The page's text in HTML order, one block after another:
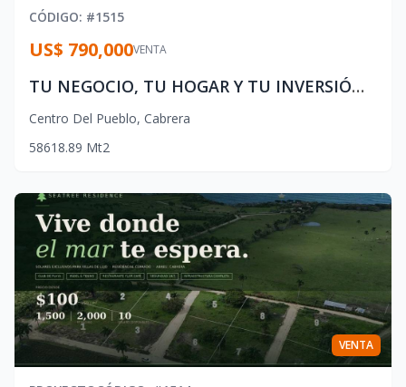
CÓDIGO: #1515
VENTA
US$ 790,000
TU NEGOCIO, TU HOGAR Y TU INVERSIÓN — TODO EN UN MISMO LUGAR EN CABRERA
Centro Del Pueblo, Cabrera
58618.89 Mt2
VENTA